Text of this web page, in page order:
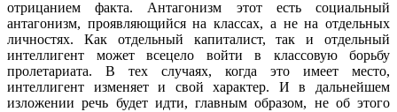
отрицанием факта. Антагонизм этот есть социальный
антагонизм, проявляющийся на классах, а не на отдельных
личностях. Как отдельный капиталист, так и отдельный
интеллигент может всецело войти в классовую борьбу
пролетариата. В тех случаях, когда это имеет место,
интеллигент изменяет и свой характер. И в дальнейшем
изложении речь будет идти, главным образом, не об этого